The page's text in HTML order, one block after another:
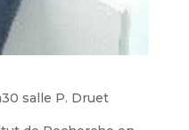
salle P. Druet